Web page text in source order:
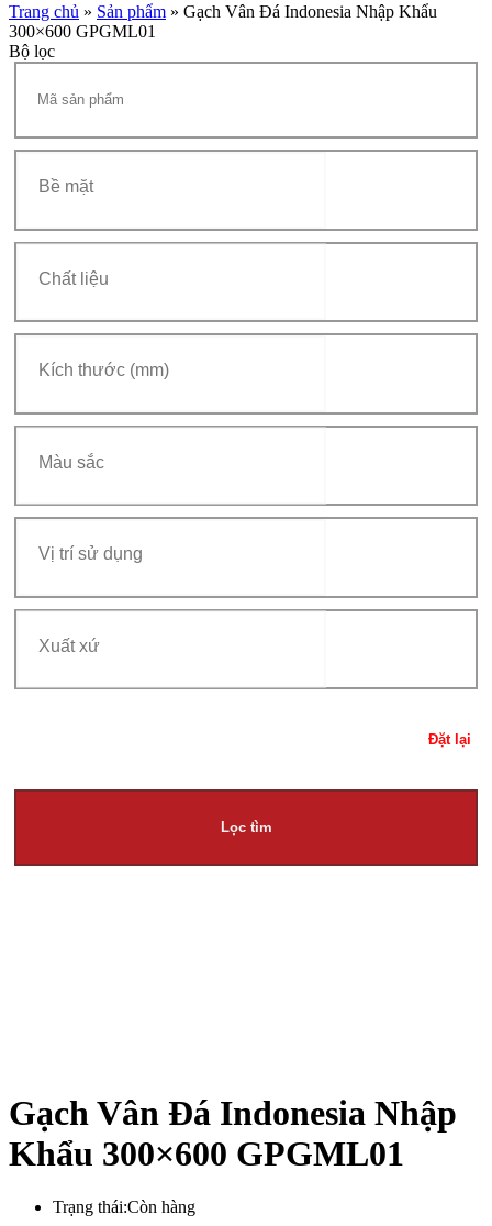
Trang chủ » Sản phẩm » Gạch Vân Đá Indonesia Nhập Khẩu
300×600 GPGML01
Bộ lọc
Đặt lại
Lọc tìm
Gạch Vân Đá Indonesia Nhập
Khẩu 300×600 GPGML01
Trạng thái:Còn hàng